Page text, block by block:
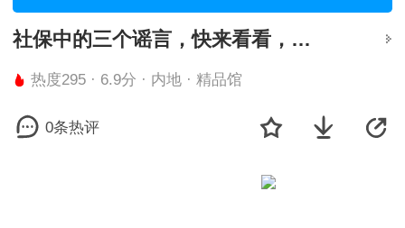
社保中的三个谣言，快来看看，你有没有中招
热度295 · 6.9分 · 内地 · 精品馆
0条热评